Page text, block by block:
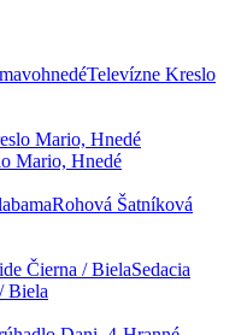
Televízne Kreslo
Mario, Hnedé
Rohová Šatníková
Sedacia
Biela